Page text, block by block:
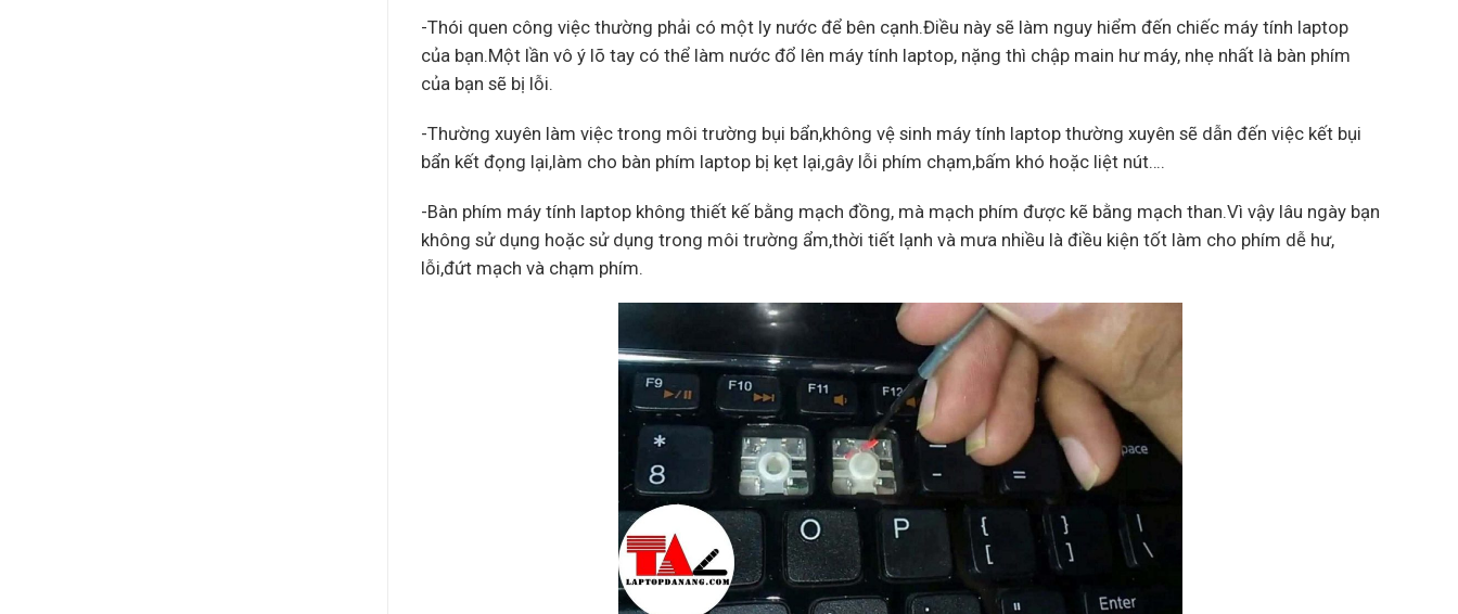
-Thói quen công việc thường phải có một ly nước để bên cạnh.Điều này sẽ làm nguy hiểm đến chiếc máy tính laptop
của bạn.Một lần vô ý lõ tay có thể làm nước đổ lên máy tính laptop, nặng thì chập main hư máy, nhẹ nhất là bàn phím
của bạn sẽ bị lỗi.
-Thường xuyên làm việc trong môi trường bụi bẩn,không vệ sinh máy tính laptop thường xuyên sẽ dẫn đến việc kết bụi
bẩn kết đọng lại,làm cho bàn phím laptop bị kẹt lại,gây lỗi phím chạm,bấm khó hoặc liệt nút….
-Bàn phím máy tính laptop không thiết kế bằng mạch đồng, mà mạch phím được kẽ bằng mạch than.Vì vậy lâu ngày bạn
không sử dụng hoặc sử dụng trong môi trường ẩm,thời tiết lạnh và mưa nhiều là điều kiện tốt làm cho phím dễ hư,
lỗi,đứt mạch và chạm phím.